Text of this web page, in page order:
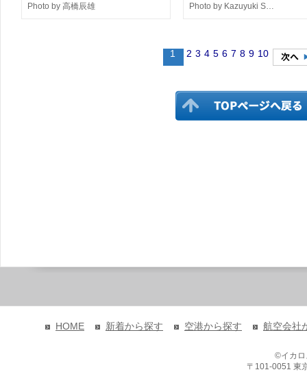
Photo by 高橋辰雄
Photo by Kazuyuki S…
1 2 3 4 5 6 7 8 9 10
HOME 新着から探す 空港から探す 航空会社
©イカ
〒101-0051 東